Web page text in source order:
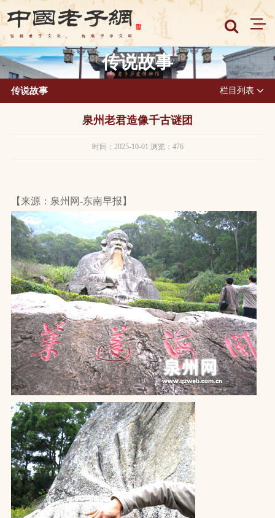
传说故事
传说故事 栏目列表
泉州老君造像千古谜团
时间：2025-10-01 浏览：476
【来源：泉州网-东南早报】